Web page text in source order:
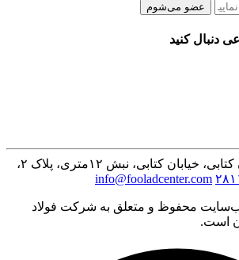
عضو می‌شوم
دنبال کنید
تهران، قیطریه، میدان کتابی، خیابان کتابی، نبش ۱۲متری، پلاک ۲،
info@fooladcenter.com
محفوظ و متعلق به شرکت فولاد
است.